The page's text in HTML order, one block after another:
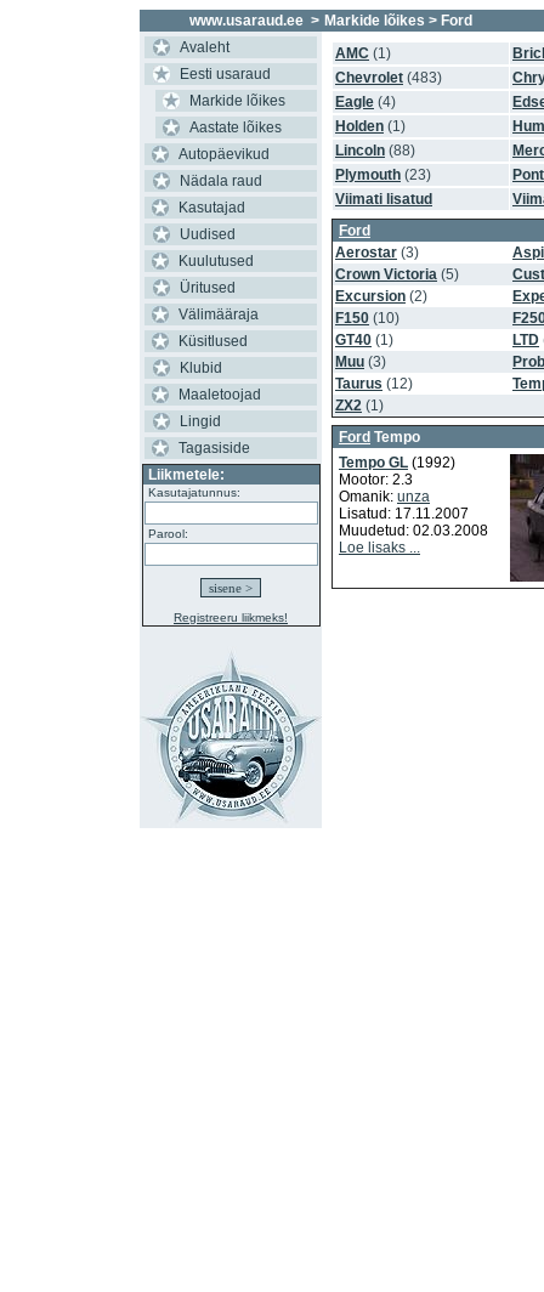
www.usaraud.ee >
Avaleht
Eesti usaraud
Markide lõikes
Aastate lõikes
Autopäevikud
Nädala raud
Kasutajad
Uudised
Kuulutused
Üritused
Välimääraja
Küsitlused
Klubid
Maaletoojad
Lingid
Tagasiside
Liikmetele:
Kasutajatunnus:
Parool:
Registreeru liikmeks!
Markide lõikes > Ford
AMC (1)
Chevrolet (483)
Eagle (4)
Holden (1)
Lincoln (88)
Plymouth (23)
Viimati lisatud
Ford
Aerostar (3)
Crown Victoria (5)
Excursion (2)
F150 (10)
GT40 (1) LTD
Muu (3)
Taurus (12)
ZX2 (1)
Ford Tempo
Tempo GL (1992)
Mootor: 2.3
Omanik: unza
Lisatud: 17.11.2007
Muudetud: 02.03.2008
Loe lisaks ...